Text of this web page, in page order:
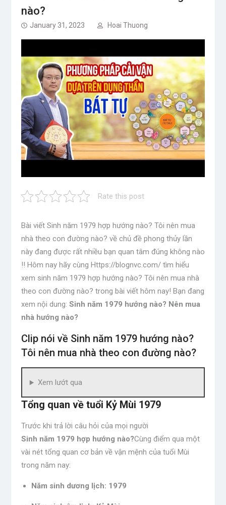
nào?
January 31, 2023 Hoai Thuong
Rate this post
Bài viết Sinh năm 1979 hợp hướng nào? Tôi nên mua
nhà theo con đường nào? về chủ đề phong thủy lần
này đang được rất nhiều bạn quan tâm đúng không nào
!! Hôm nay hãy cùng Https://blognvc.com/ tìm hiểu
xem sinh năm 1979 hợp hướng nào? Tôi nên mua nhà
theo con đường nào? trong bài viết hôm nay! Bạn đang
xem nội dung: Sinh năm 1979 hướng nào? Nên mua
nhà hướng nào?
Clip nói về Sinh năm 1979 hướng nào?
Tôi nên mua nhà theo con đường nào?
Xem lướt qua
Tổng quan về tuổi Kỷ Mùi 1979
Trước khi trả lời câu hỏi của mọi người
Sinh năm 1979 hợp hướng nào?Cùng điểm qua một
vài nét tổng quan cơ bản về vận mệnh của tuổi Mùi
trong năm nay:
Năm sinh dương lịch: 1979